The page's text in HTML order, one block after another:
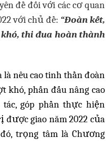
đề đối với các cơ quan
với chủ đề: “Đoàn kết,
thi đua hoàn thành
là nêu cao tinh thần đoàn
khó, phấn đấu nâng cao
góp phần thực hiện
giao năm 2022 của
trọng tâm là Chương